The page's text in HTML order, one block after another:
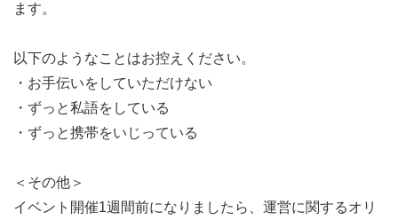
ます。
以下のようなことはお控えください。
・お手伝いをしていただけない
・ずっと私語をしている
・ずっと携帯をいじっている
＜その他＞
イベント開催1週間前になりましたら、運営に関するオリ